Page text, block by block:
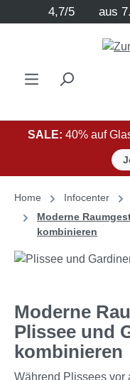
Zum Hauptinhalt
4,7/5 aus
SALE: 40% auf
Home Infocenter
Moderne
kombinieren
Moderne
Plissee und
kombinieren
Während Plissees vor